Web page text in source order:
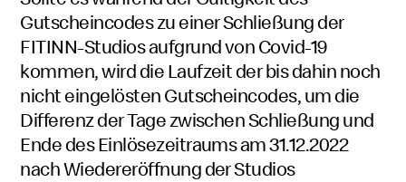
Gutscheincodes zu einer Schließung der
FITINN-Studios aufgrund von Covid-19
kommen, wird die Laufzeit der bis dahin noch
nicht eingelösten Gutscheincodes, um die
Differenz der Tage zwischen Schließung und
Ende des Einlösezeitraums am 31.12.2022
nach Wiedereröffnung der Studios